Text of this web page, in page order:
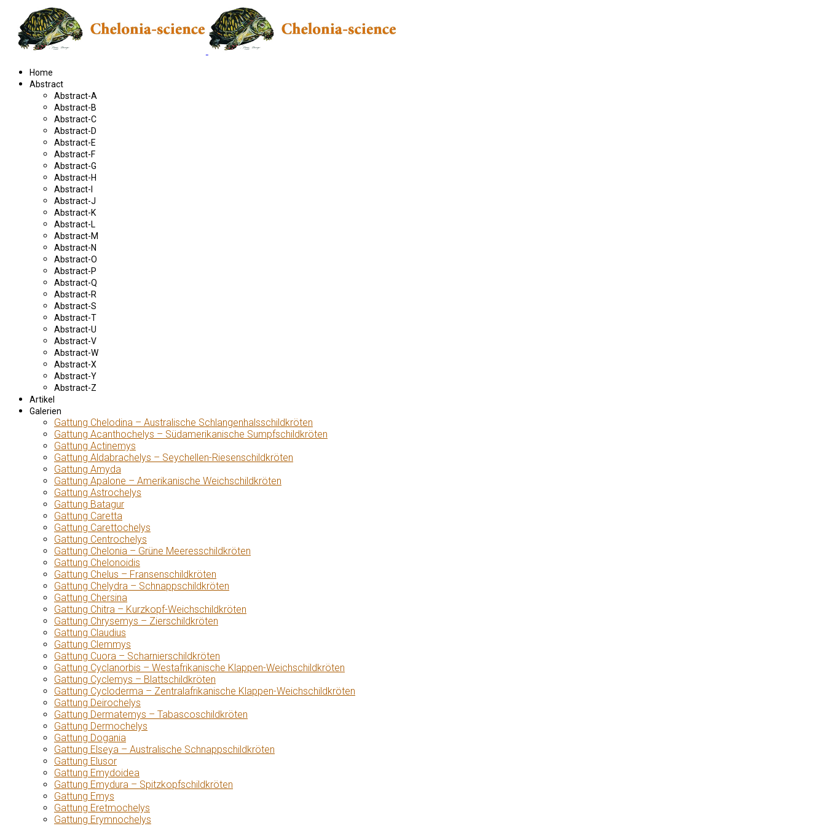
Home
Abstract
Abstract-A
Abstract-B
Abstract-C
Abstract-D
Abstract-E
Abstract-F
Abstract-G
Abstract-H
Abstract-I
Abstract-J
Abstract-K
Abstract-L
Abstract-M
Abstract-N
Abstract-O
Abstract-P
Abstract-Q
Abstract-R
Abstract-S
Abstract-T
Abstract-U
Abstract-V
Abstract-W
Abstract-X
Abstract-Y
Abstract-Z
Artikel
Galerien
Gattung Chelodina – Australische Schlangenhalsschildkröten
Gattung Acanthochelys – Südamerikanische Sumpfschildkröten
Gattung Actinemys
Gattung Aldabrachelys – Seychellen-Riesenschildkröten
Gattung Amyda
Gattung Apalone – Amerikanische Weichschildkröten
Gattung Astrochelys
Gattung Batagur
Gattung Caretta
Gattung Carettochelys
Gattung Centrochelys
Gattung Chelonia – Grüne Meeresschildkröten
Gattung Chelonoidis
Gattung Chelus – Fransenschildkröten
Gattung Chelydra – Schnappschildkröten
Gattung Chersina
Gattung Chitra – Kurzkopf-Weichschildkröten
Gattung Chrysemys – Zierschildkröten
Gattung Claudius
Gattung Clemmys
Gattung Cuora – Scharnierschildkröten
Gattung Cyclanorbis – Westafrikanische Klappen-Weichschildkröten
Gattung Cyclemys – Blattschildkröten
Gattung Cycloderma – Zentralafrikanische Klappen-Weichschildkröten
Gattung Deirochelys
Gattung Dermatemys – Tabascoschildkröten
Gattung Dermochelys
Gattung Dogania
Gattung Elseya – Australische Schnappschildkröten
Gattung Elusor
Gattung Emydoidea
Gattung Emydura – Spitzkopfschildkröten
Gattung Emys
Gattung Eretmochelys
Gattung Erymnochelys